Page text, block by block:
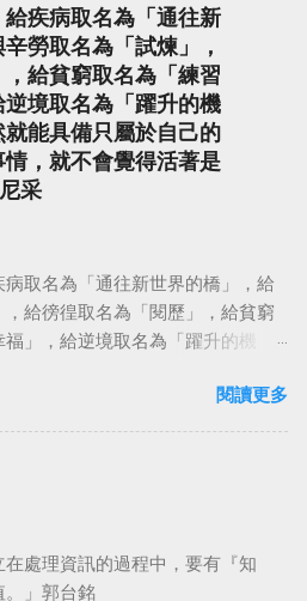
疾病取名為「通往新
勞取名為「試煉」，
給貧窮取名為「練習
境取名為「躍升的機
能具備只屬於自己的
，就不會覺得活著是
采
取名為「通往新世界的橋」，給
給徬徨取名為「閱歷」，給貧窮
」，給逆境取名為「躍升的機
是一件沉重的事。#超譯尼采 — 中
May 23, 2023
閱讀更多
在處理資訊的過程中，要有『知
」郭台銘